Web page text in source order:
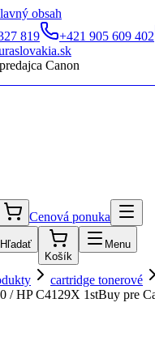
obsah
819
+421 905 609 402
Canon
Cenová ponuka
Hľadať
Košík
Menu
cartridge tonerové
/ HP C4129X 1stBuy pre